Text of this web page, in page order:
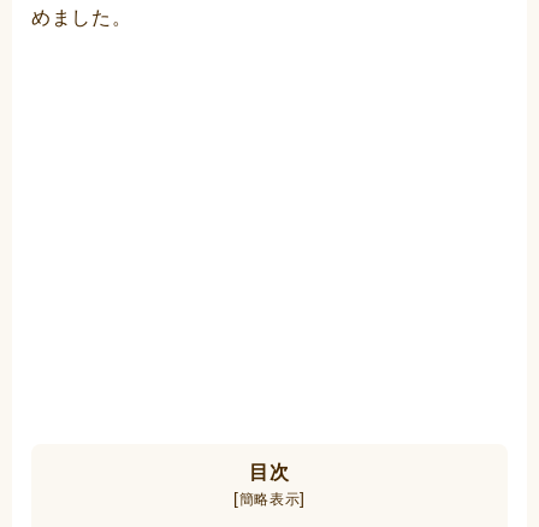
めました。
目次
[簡略表示]